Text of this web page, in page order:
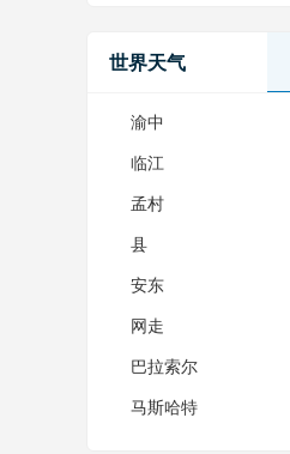
世界天气
渝中
临江
孟村
县
安东
网走
巴拉索尔
马斯哈特